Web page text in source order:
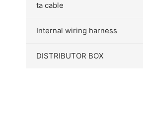
ta cable
Internal wiring harness
DISTRIBUTOR BOX